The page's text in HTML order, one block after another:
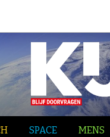
SPACE MENS